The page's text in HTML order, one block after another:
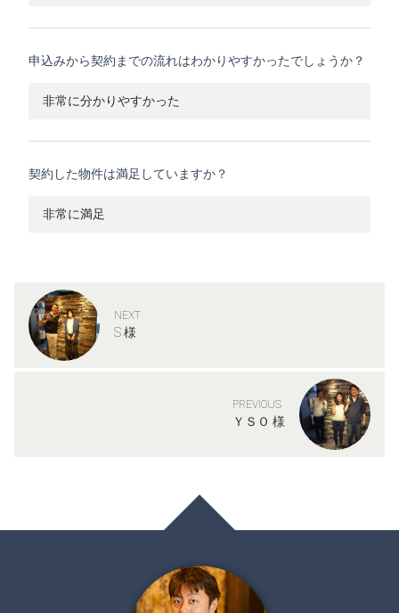
申込みから契約までの流れはわかりやすかったでしょうか？
非常に分かりやすかった
契約した物件は満足していますか？
非常に満足
NEXT
S 様
PREVIOUS
ＹＳＯ 様